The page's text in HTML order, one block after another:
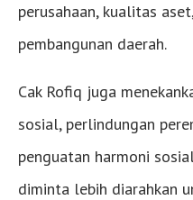
perusahaan, kualitas
pembangunan daerah.
Cak Rofiq juga
sosial, perlindungan
penguatan harmoni
diminta lebih diarahkan